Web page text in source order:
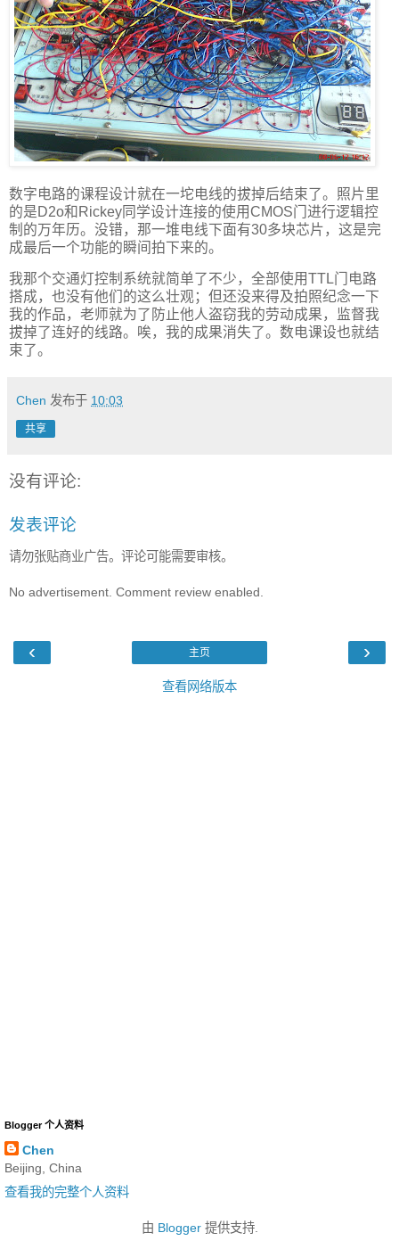
数字电路的课程设计就在一坨电线的拔掉后结束了。照片里
的是D2o和Rickey同学设计连接的使用CMOS门进行逻辑控
制的万年历。没错，那一堆电线下面有30多块芯片，这是完
成最后一个功能的瞬间拍下来的。
我那个交通灯控制系统就简单了不少，全部使用TTL门电路
搭成，也没有他们的这么壮观；但还没来得及拍照纪念一下
我的作品，老师就为了防止他人盗窃我的劳动成果，监督我
拔掉了连好的线路。唉，我的成果消失了。数电课设也就结
束了。
Chen 发布于 10:03
共享
没有评论:
发表评论
请勿张贴商业广告。评论可能需要审核。
No advertisement. Comment review enabled.
‹ ›
主页
查看网络版本
Blogger 个人资料
Chen
Beijing, China
查看我的完整个人资料
由 Blogger提供支持.